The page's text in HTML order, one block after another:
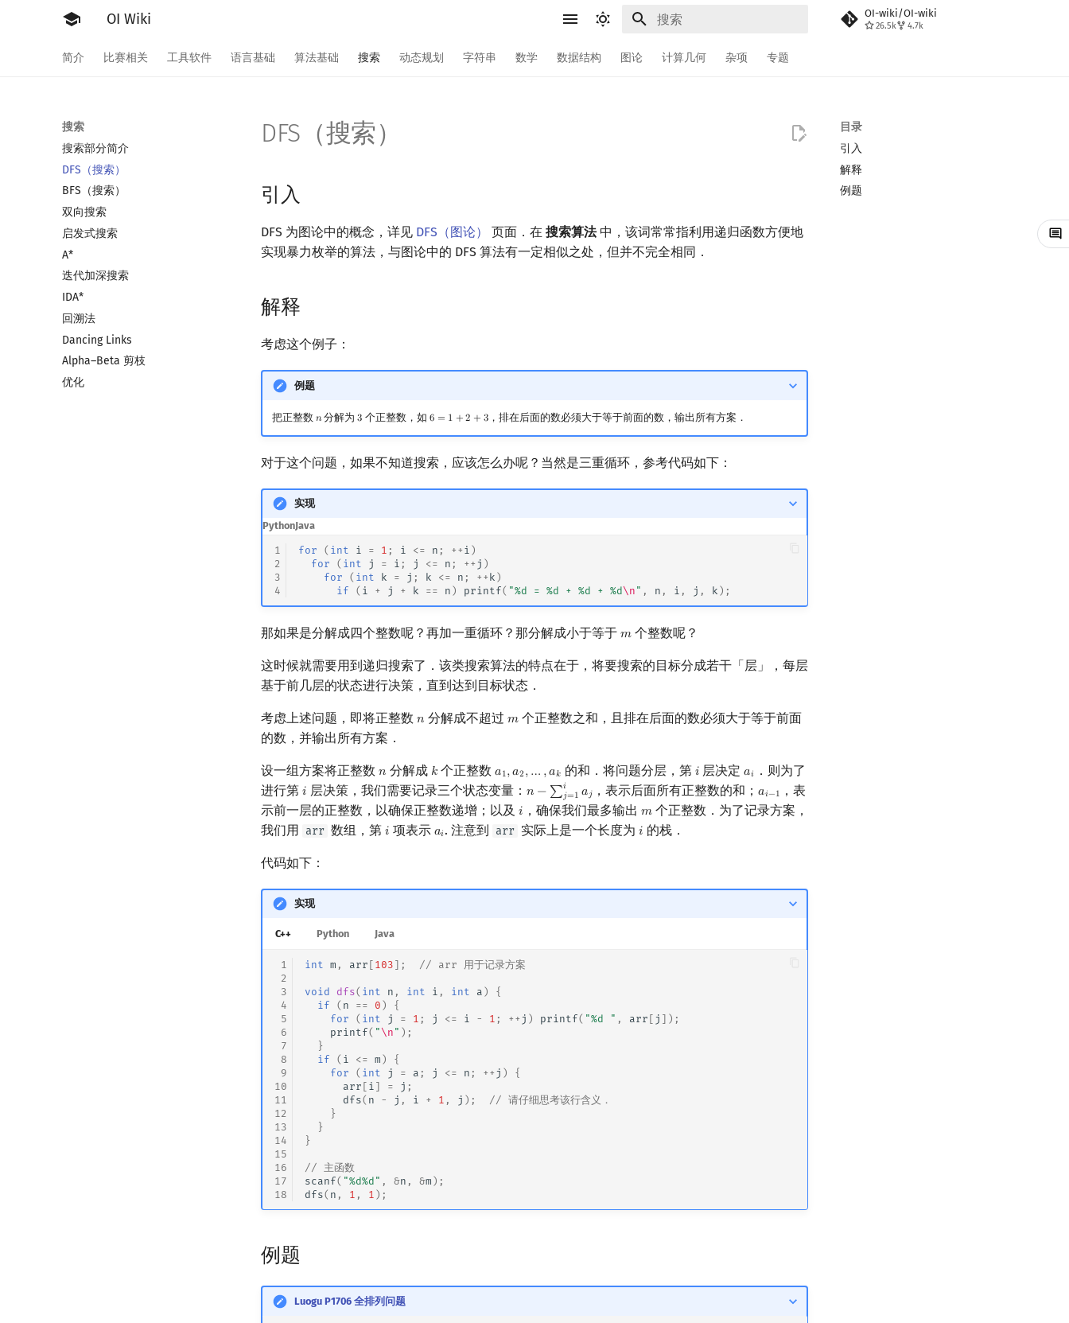
OI Wiki OI-wiki/OI-wiki
26.5k 4.7k
简介 比赛相关 工具软件 语言基础 算法基础 搜索 动态规划 字符串 数学 数据结构 图论 计算几何 杂项 专题
搜索
搜索部分简介
DFS（搜索）
BFS（搜索）
双向搜索
启发式搜索
A*
迭代加深搜索
IDA*
回溯法
Dancing Links
Alpha–Beta 剪枝
优化
目录
引入
解释
例题
DFS（搜索）
引入
DFS 为图论中的概念，详见 DFS（图论） 页面．在 搜索算法中，该词常常指利用递归函数方便地
实现暴力枚举的算法，与图论中的 DFS 算法有一定相似之处，但并不完全相同．
解释
考虑这个例子：
例题
把正整数 𝑛
n分解为3
3 个正整数，如 6 = 1 +2 + 3
6 =1+ 2 +3 ，排在后面的数必须大于等于前面的数，输出所有方案．
对于这个问题，如果不知道搜索，应该怎么办呢？当然是三重循环，参考代码如下：
实现
PythonJava
1
2
3
4
for ( int i = 1 ; i <= n ; ++ i )
for
( int j = i ; j <= n ; ++ j )
for
( int k = j ; k <= n ; ++ k )
if
( i + j + k == n ) printf( "%d = %d + %d + %d\n " , n , i , j , k );
那如果是分解成四个整数呢？再加一重循环？那分解成小于等于 𝑚
m 个整数呢？
这时候就需要用到递归搜索了．该类搜索算法的特点在于，将要搜索的目标分成若干「层」，每层
基于前几层的状态进行决策，直到达到目标状态．
考虑上述问题，即将正整数 𝑛
n 分解成不超过 𝑚
m个正整数之和，且排在后面的数必须大于等于前面
的数，并输出所有方案．
设一组方案将正整数 𝑛
n 分解成 𝑘
k个正整数 𝑎1,𝑎2,… ,𝑎𝑘
a1,a2,…,ak 的和．将问题分层，第 𝑖
i 层决定𝑎𝑖
ai ．则为了
进行第 𝑖
i 层决策，我们需要记录三个状态变量： 𝑛 − ∑𝑖
𝑗=1 𝑎𝑗
n−∑j =1iaj ，表示后面所有正整数的和；𝑎𝑖−1
ai−1 ，表
示前一层的正整数，以确保正整数递增；以及 𝑖
i ，确保我们最多输出 𝑚
m个正整数．为了记录方案，
我们用 arr 数组，第 𝑖
i 项表示 𝑎𝑖
ai. 注意到 arr 实际上是一个长度为𝑖
i 的栈．
代码如下：
实现
C++ Python Java
1
2
3
4
5
6
7
8
9
10
11
12
13
14
15
16
17
18
int m , arr [ 103 ]; // arr 用于记录方案
void dfs( int n , int i , int a )
{
if
( n == 0 )
{
for
( int j = 1 ; j <= i - 1 ; ++ j ) printf( "%d " , arr [ j ]);
printf( "\n " );
}
if
( i <= m )
{
for
( int j = a ; j <= n ; ++ j )
{
arr [ i ] = j ;
dfs( n - j , i + 1 , j );
// 请仔细思考该行含义．
}
}
}
// 主函数
scanf( "%d%d" , &n , &m );
dfs( n , 1 , 1 );
例题
Luogu P1706 全排列问题